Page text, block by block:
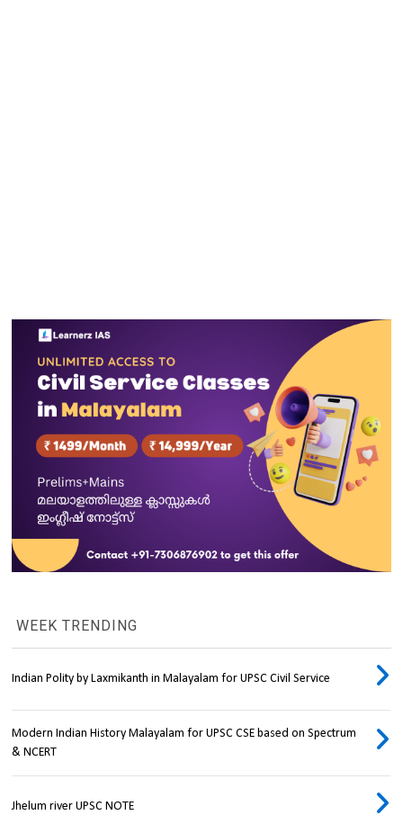
WEEK TRENDING
Indian Polity by Laxmikanth in Malayalam for UPSC Civil Service
Modern Indian History Malayalam for UPSC CSE based on Spectrum
& NCERT
Jhelum river UPSC NOTE